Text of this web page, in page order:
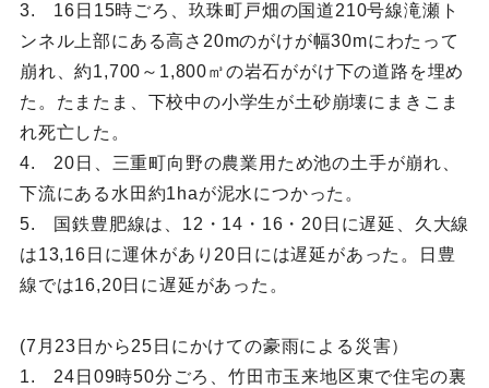
3. 16日15時ごろ、玖珠町戸畑の国道210号線滝瀬ト
ンネル上部にある高さ20mのがけが幅30mにわたって
崩れ、約1,700～1,800㎥の岩石ががけ下の道路を埋め
た。たまたま、下校中の小学生が土砂崩壊にまきこま
れ死亡した。
4. 20日、三重町向野の農業用ため池の土手が崩れ、
下流にある水田約1haが泥水につかった。
5. 国鉄豊肥線は、12・14・16・20日に遅延、久大線
は13,16日に運休があり20日には遅延があった。日豊
線では16,20日に遅延があった。
(7月23日から25日にかけての豪雨による災害）
1. 24日09時50分ごろ、竹田市玉来地区東で住宅の裏